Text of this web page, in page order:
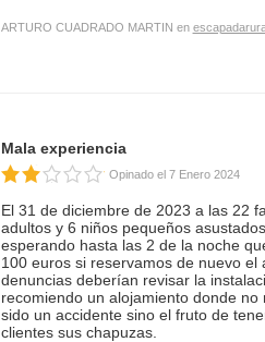
ARTURO CUADRADO MARTIN en
Mala experiencia
Opinado el 7 Enero 2024
El 31 de diciembre de 2023 a las 22
adultos y 6 niños pequeños
esperando hasta las 2 de la noche
100 euros si reservamos de nuevo
denuncias deberían revisar la
recomiendo un alojamiento donde
sido un accidente sino el fruto de
clientes sus chapuzas.